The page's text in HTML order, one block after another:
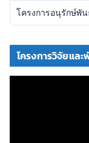
โครงการอนุรักษ์พั
โครงการวิจัยแ